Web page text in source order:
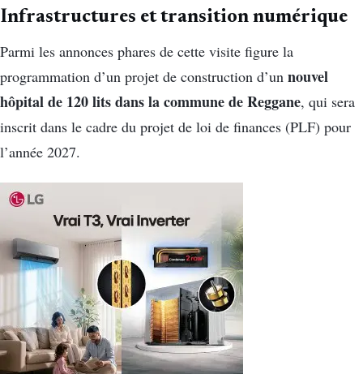
Infrastructures et transition numérique
Parmi les annonces phares de cette visite figure la
programmation d’un projet de construction d’un nouvel
hôpital de 120 lits dans la commune de Reggane, qui sera
inscrit dans le cadre du projet de loi de finances (PLF) pour
l’année 2027.